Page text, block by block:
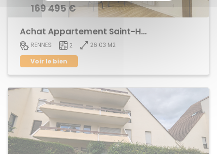
169 495 €
Achat Appartement Saint-Helier
RENNES 2
26.03 M2
Voir le bien